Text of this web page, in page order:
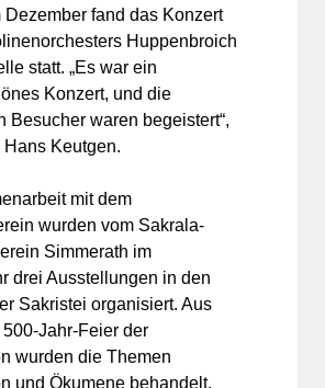
Dezember fand das Konzert
Huppenbroich
statt. „Es war ein
Konzert, und die
Besucher waren begeistert“,
Keutgen.
mit dem
wurden vom Sakrala-
Simmerath im
drei Ausstellungen in den
Sakristei organisiert. Aus
Jahr-Feier der
wurden die Themen
und Ökumene behandelt.